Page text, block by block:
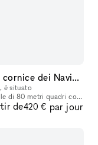
Showroom e spazio espositivo nella cornice dei Navigli di Milano
è situato
di 80 metri quadri con
per piccoli o brevi
de420 € par jour